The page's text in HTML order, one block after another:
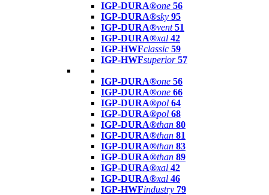
IGP-DURA®one 56
IGP-DURA®sky 95
IGP-DURA®vent 51
IGP-DURA®xal 42
IGP-HWFclassic 59
IGP-HWFsuperior 57
IGP-DURA®one 56
IGP-DURA®one 66
IGP-DURA®pol 64
IGP-DURA®pol 68
IGP-DURA®than 80
IGP-DURA®than 81
IGP-DURA®than 83
IGP-DURA®than 89
IGP-DURA®xal 42
IGP-DURA®xal 46
IGP-HWFindustry 79